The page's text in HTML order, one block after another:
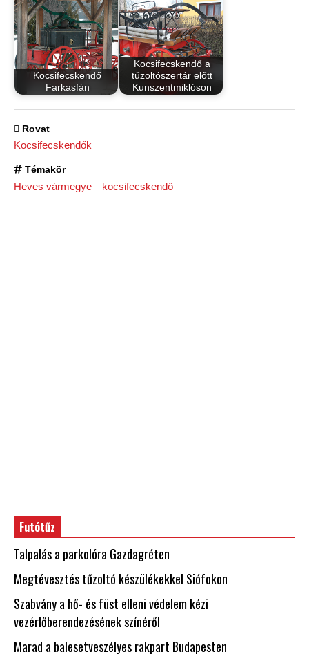
Kocsifecskendő
Farkasfán
Kocsifecskendő a
tűzoltószertár előtt
Kunszentmiklóson
Rovat
Kocsifecskendők
Témakör
Heves vármegye kocsifecskendő
Futótűz
Talpalás a parkolóra Gazdagréten
Megtévesztés tűzoltó készülékekkel Siófokon
Szabvány a hő- és füst elleni védelem kézi
vezérlőberendezésének színéről
Marad a balesetveszélyes rakpart Budapesten